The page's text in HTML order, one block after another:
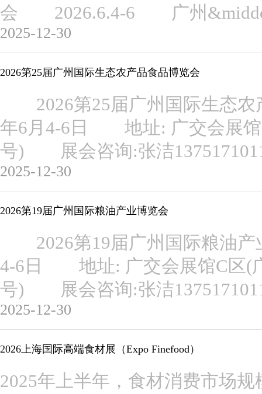
会 2026.6.4-6 广州
2025-12-30
2026第25届广州国际生态农产品食品博览会
2026第25届广州国际生态
年6月4-6日 地址: 广交会展馆
号) 展会咨询:张洁
2025-12-30
2026第19届广州国际粮油产业博览会
2026第19届广州国际粮油
4-6日 地址: 广交会展馆C区(
号) 展会咨询:张洁
2025-12-30
2026上海国际高端食材展（Expo Finefood）
2025年上半年，食材消费市场